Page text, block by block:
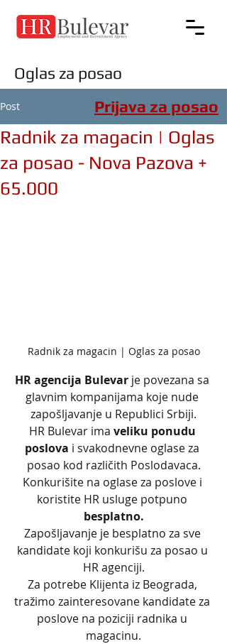
Oglas za posao
Post
Radnik za magacin | Oglas
za posao - Nova Pazova +
65.000
Radnik za magacin | Oglas za posao
HR agencija Bulevar je povezana sa
glavnim kompanijama koje nude
zapošljavanje u Republici Srbiji.
HR Bulevar ima veliku ponudu
poslova i svakodnevne oglase za
posao kod različith Poslodavaca.
Konkurišite na oglase za poslove i
koristite HR usluge potpuno
besplatno.
Zapošljavanje je besplatno za sve
kandidate koji konkurišu za posao u
HR agenciji.
Za potrebe Klijenta iz Beograda,
tražimo zainteresovane kandidate za
poslove na poziciji radnika u
magacinu.
Prijava za posao